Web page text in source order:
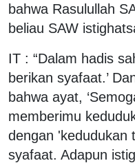
bahwa Rasulullah
beliau SAW
IT : “Dalam hadis
berikan syafaat.’
bahwa ayat,
memberimu
dengan 'kedudukan
syafaat. Adapun